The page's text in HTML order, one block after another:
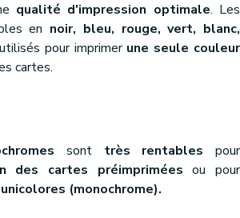
qualité d'impression optimale. Les
en noir, bleu, rouge, vert, blanc,
pour imprimer une seule couleur
cartes.
sont très rentables pour
des cartes préimprimées ou pour
(monochrome).